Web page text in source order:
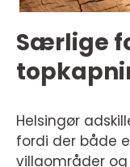
Særlige
Helsingør
fordi der både
villaområder